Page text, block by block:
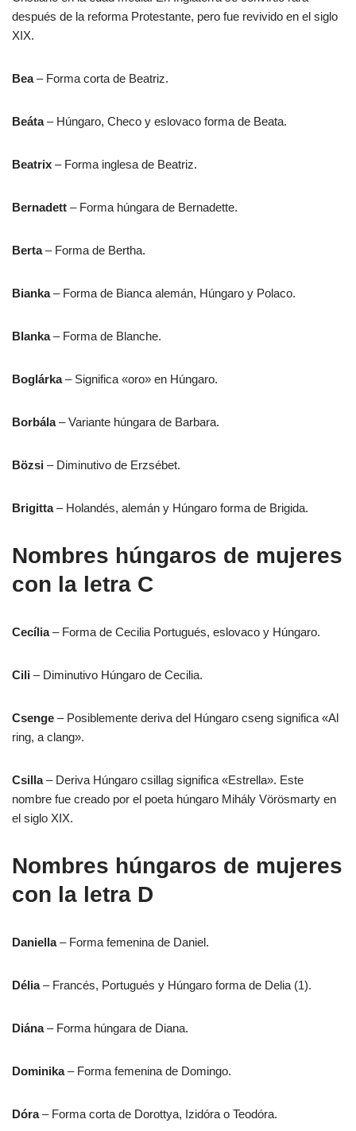
después de la reforma Protestante, pero fue revivido en el siglo
XIX.
Bea– Forma corta de Beatriz.
Beáta– Húngaro, Checo y eslovaco forma de Beata.
Beatrix – Forma inglesa de Beatriz.
Bernadett – Forma húngara de Bernadette.
Berta– Forma de Bertha.
Bianka– Forma de Bianca alemán, Húngaro y Polaco.
Blanka– Forma de Blanche.
Boglárka– Significa «oro» en Húngaro.
Borbála– Variante húngara de Barbara.
Bözsi – Diminutivo de Erzsébet.
Brigitta– Holandés, alemán y Húngaro forma de Brigida.
Nombres húngaros de mujeres
con la letra C
Cecília– Forma de Cecilia Portugués, eslovaco y Húngaro.
Cili – Diminutivo Húngaro de Cecilia.
Csenge – Posiblemente deriva del Húngaro cseng significa «Al
ring, a clang».
Csilla– Deriva Húngaro csillag significa «Estrella». Este
nombre fue creado por el poeta húngaro Mihály Vörösmarty en
el siglo XIX.
Nombres húngaros de mujeres
con la letra D
Daniella– Forma femenina de Daniel.
Délia– Francés, Portugués y Húngaro forma de Delia (1).
Diána– Forma húngara de Diana.
Dominika– Forma femenina de Domingo.
Dóra– Forma corta de Dorottya, Izidóra o Teodóra.